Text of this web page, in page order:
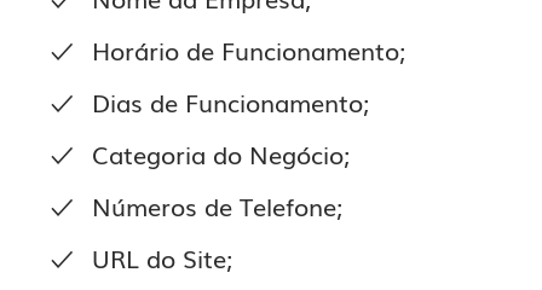
Horário de Funcionamento;
Dias de Funcionamento;
Categoria do Negócio;
Números de Telefone;
URL do Site;